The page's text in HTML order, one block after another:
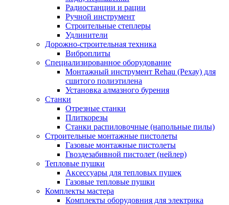
Радиостанции и рации
Ручной инструмент
Строительные степлеры
Удлинители
Дорожно-строительная техника
Виброплиты
Специализированное оборудование
Монтажный инструмент Rehau (Рехау) для
сшитого полиэтилена
Установка алмазного бурения
Станки
Отрезные станки
Плиткорезы
Станки распиловочные (напольные пилы)
Строительные монтажные пистолеты
Газовые монтажные пистолеты
Гвоздезабивной пистолет (нейлер)
Тепловые пушки
Аксессуары для тепловых пушек
Газовые тепловые пушки
Комплекты мастера
Комплекты оборудовния для электрика